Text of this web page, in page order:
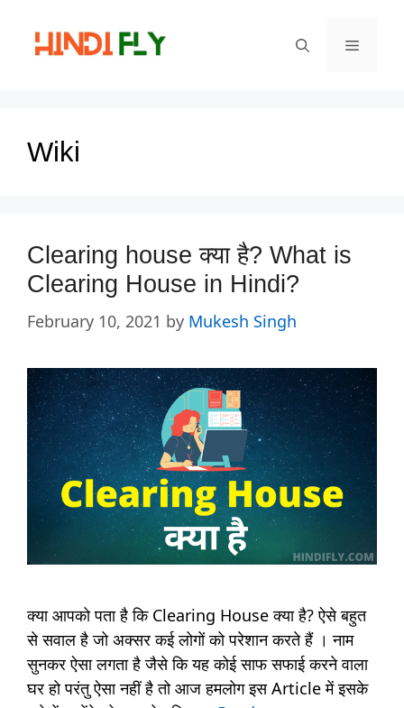
content
Menu
Wiki
Clearing house क्या है? What is
Clearing House in Hindi?
February 10, 2021 by Mukesh Singh
क्या आपको पता है कि Clearing House क्या है? ऐसे बहुत
से सवाल है जो अक्सर कई लोगों को परेशान करते हैं । नाम
सुनकर ऐसा लगता है जैसे कि यह कोई साफ सफाई करने वाला
घर हो परंतु ऐसा नहीं है तो आज हमलोग इस Article में इसके